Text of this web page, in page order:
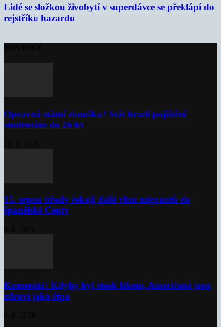
Lidé se složkou živobytí v superdávce se překlápí do
rejstříku hazardu
Opravná státní zkouška? Stát hradí pojištění
studentům do 26 let
15. srpna úřady čekají další vlnu migrantů do
španělské Ceuty
Komentář: Kdyby byl steak lékem, Američané jsou
zdraví jako řípa